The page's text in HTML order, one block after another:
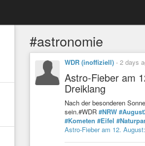
#astronomie
WDR (inoffiziell) - 2 days
Astro-Fieber am
Dreiklang
Nach der besonderen
sein.#WDR #NRW
#Kometen #Eifel
Astro-Fieber am 12.